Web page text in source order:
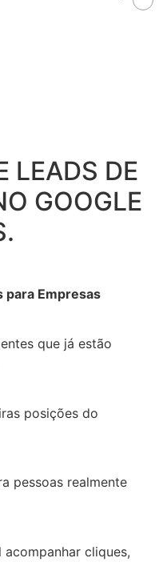
LEADS DE
GOOGLE
para Empresas
que já estão
posições do
pessoas realmente
acompanhar cliques,